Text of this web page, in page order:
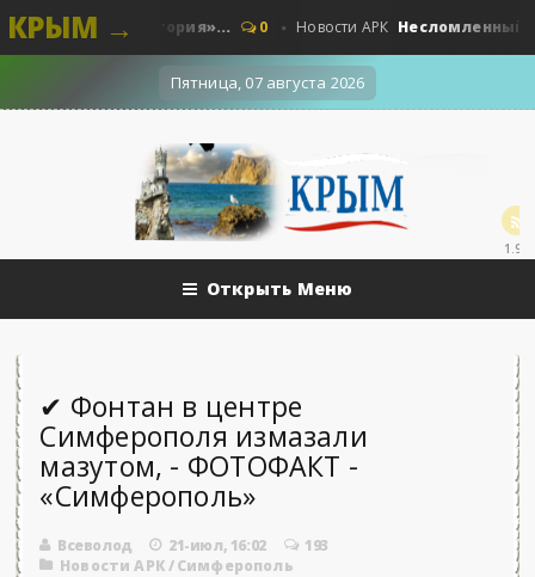
КРЫМ →
Наши - «История»... 0 Новости АРК Несломленный
Пятница, 07 августа 2026
1.9k
Открыть Меню
✔ Фонтан в центре
Симферополя измазали
мазутом, - ФОТОФАКТ -
«Симферополь»
Всеволод 21-июл, 16:02
193
Новости АРК/Симферополь